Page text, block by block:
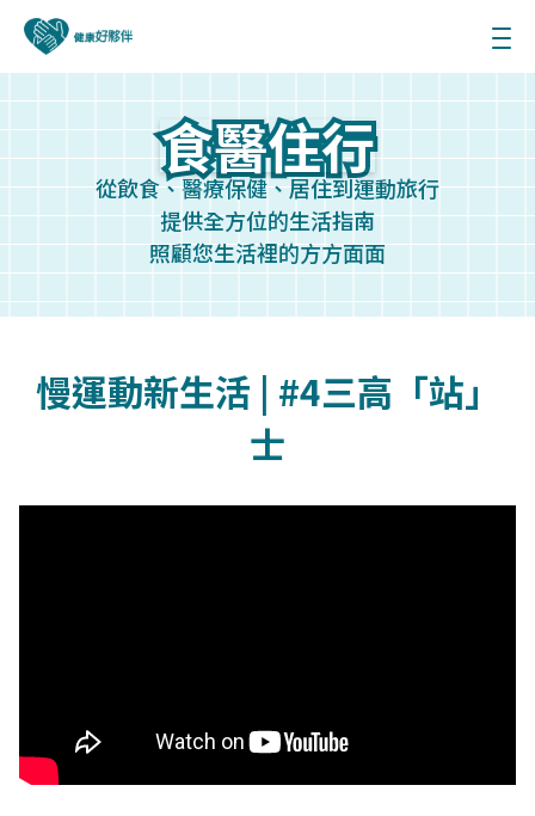
食醫住行
食醫住行
從飲食、醫療保健、居住到運動旅行
提供全方位的生活指南
照顧您生活裡的方方面面
慢運動新生活 | #4三高「站」
士